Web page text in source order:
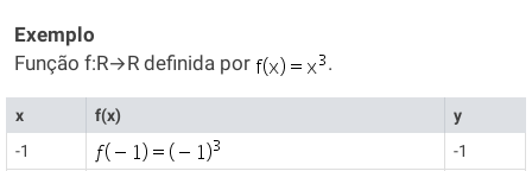
Exemplo
Função f:R→R definida por
.
x f(x)
y
-1
-1